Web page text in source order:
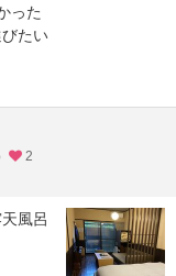
った
たい
2
風呂